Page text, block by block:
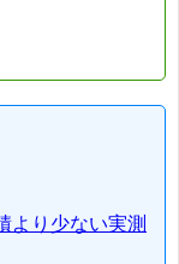
より少ない実測